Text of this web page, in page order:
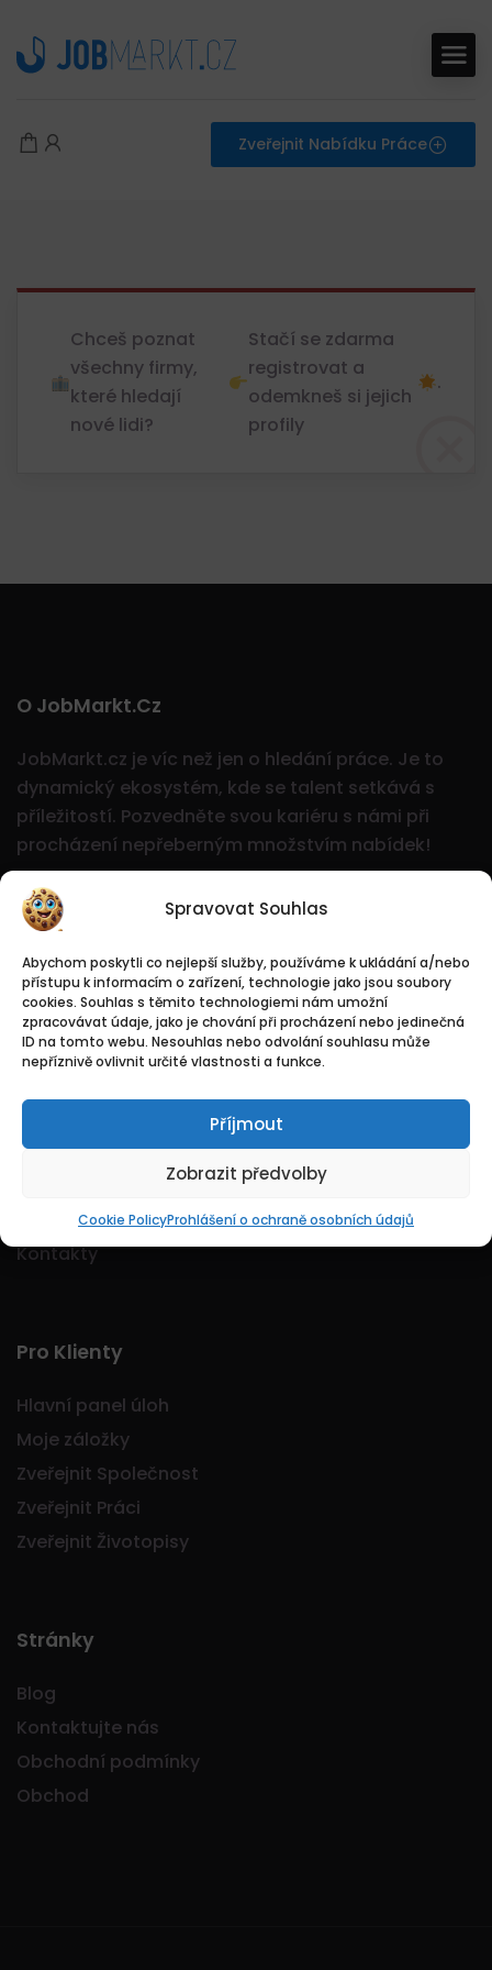
Spravovat Souhlas
Abychom poskytli co nejlepší služby, používáme k ukládání a/nebo
přístupu k informacím o zařízení, technologie jako jsou soubory
cookies. Souhlas s těmito technologiemi nám umožní
zpracovávat údaje, jako je chování při procházení nebo jedinečná
ID na tomto webu. Nesouhlas nebo odvolání souhlasu může
nepříznivě ovlivnit určité vlastnosti a funkce.
Příjmout
Zobrazit předvolby
Cookie PolicyProhlášení o ochraně osobních údajů
Zveřejnit Nabídku Práce
Chceš poznat
všechny firmy,
které hledají
nové lidi?
Stačí se zdarma
registrovat a
odemkneš si jejich
profily
.
O JobMarkt.cz
JobMarkt.cz je víc než jen o hledání práce. Je to
dynamický ekosystém, kde se talent setkává s
příležitostí. Pozvedněte svou kariéru s námi při
procházení nepřeberným množstvím nabídek!
Logo Jobmarkt.cz ® je registrovaná ochranná
známka.
Kontakty
Pro Klienty
Hlavní panel úloh
Moje záložky
Zveřejnit Společnost
Zveřejnit Práci
Zveřejnit Životopisy
Stránky
Blog
Kontaktujte nás
Obchodní podmínky
Obchod